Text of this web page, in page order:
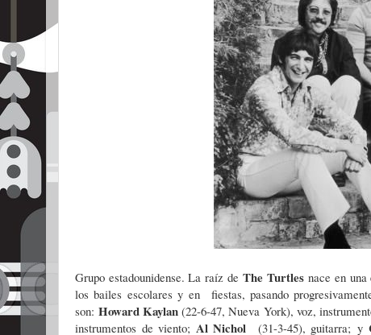
Grupo estadounidense. La raíz de The Turtles nace en
los bailes escolares y en fiestas, pasando
son:Howard Kaylan(22-6-47, Nueva York), voz,
instrumentos de viento; Al Nichol (31-3-45), guitarra; y